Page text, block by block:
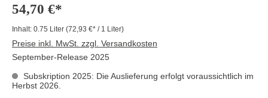
54,70 €*
Inhalt: 0.75 Liter (72,93 €* / 1 Liter)
Preise inkl. MwSt. zzgl. Versandkosten
September-Release 2025
Subskription 2025: Die Auslieferung erfolgt voraussichtlich im
Herbst 2026.